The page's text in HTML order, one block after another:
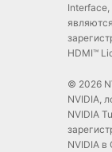
HDMI™
© 2026
NVIDIA,
NVIDIA
NVIDIA